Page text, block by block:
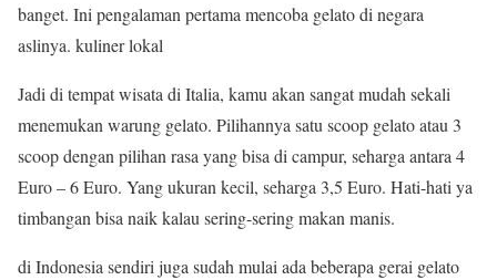
banget. Ini pengalaman pertama mencoba gelato di negara
aslinya. kuliner lokal
Jadi di tempat wisata di Italia, kamu akan sangat mudah sekali
menemukan warung gelato. Pilihannya satu scoop gelato atau 3
scoop dengan pilihan rasa yang bisa di campur, seharga antara 4
Euro – 6 Euro. Yang ukuran kecil, seharga 3,5 Euro. Hati-hati ya
timbangan bisa naik kalau sering-sering makan manis.
di Indonesia sendiri juga sudah mulai ada beberapa gerai gelato